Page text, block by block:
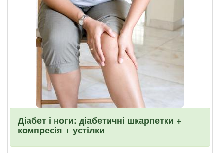
Діабет і ноги: діабетичні шкарпетки +
компресія + устілки